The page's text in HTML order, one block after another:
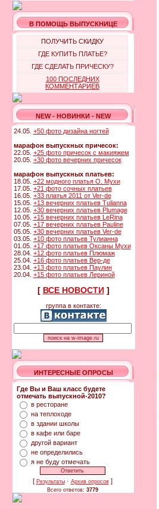
В ПОМОЩЬ ВЫПУСКНИЦЕ
ПОЛУЧИТЬ СКИДКУ
ГДЕ КУПИТЬ ПЛАТЬЕ?
ГДЕ СДЕЛАТЬ ПРИЧЕСКУ?
100 ПОСЛЕДНИХ
КОММЕНТАРИЕВ
NEW - НОВИНКИ - NEW
24.05. +50 фото дизайна ногтей
марафон выпускных причесок:
22.05. +25 фото причесок с макияжем
20.05. +30 фото вечерних причесок
марафон выпускных платьев:
18.05. +22 модного платья О. Мухи
17.05. +21 фото сочных платьев
16.05. +33 платья 2011 от Ver-de
15.05. +13 вечерних платьев Tulianna
12.05. +30 вечерних платьев Plumage
10.05. +15 вечерних платьев LeRina
07.05. +17 вечерних платьев Pauline
05.05. +30 вечерних платьев Ver-de
03.05. +10 фото платьев Тулианна
01.05. +17 фото платьев Оксаны Мухи
28.04. +12 фото платьев Плюмаж
25.04. +16 фото платьев Вер-де
23.04. +13 фото платьев Паулин
20.04. +15 фото платьев Лериной
[ ВСЕ НОВОСТИ]
группа в контакте:
ИНТЕРЕСНЫЕ ОПРОСЫ
Где Вы и Ваш класс будете
отмечать выпускной-2010?
в ресторане
на теплоходе
в здании школы
в кафе или баре
другой вариант
не определились
я не буду отмечать
[ Результаты· Архив опросов]
Всего ответов: 3779